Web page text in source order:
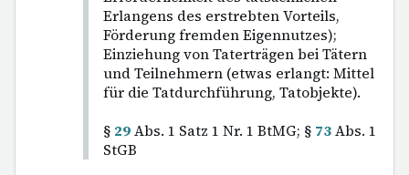
Erlangens des erstrebten Vorteils,
Förderung fremden Eigennutzes);
Einziehung von Taterträgen bei Tätern
und Teilnehmern (etwas erlangt: Mittel
für die Tatdurchführung, Tatobjekte).
§ 29Abs. 1 Satz 1 Nr. 1 BtMG; § 73Abs. 1
StGB